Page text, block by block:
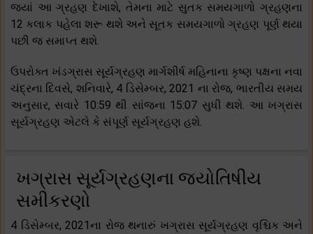
જ્યાં આ ગ્રહણ દેખાશે, તેમના માટે સુતક સમયગાળો ગ્રહણના
12 કલાક પહેલા શરૂ થશે અને સૂતક સમયગાળો ગ્રહણ પૂર્ણ થયા
પછી જ સમાપ્ત થશે.
ઉપરોક્ત ખંડગ્રાસ સૂર્યગ્રહણ માર્ગશીર્ષ મહિનાના કૃષ્ણ પક્ષના નવા
ચંદ્રના દિવસે, શનિવારે, 4 ડિસેમ્બર, 2021 ના ​​રોજ, ભારતીય સમય
અનુસાર, સવારે 10:59 થી સાંજના 15:07 સુધી થશે. આ ખગ્રાસ
સૂર્યગ્રહણ એટલે કે સંપૂર્ણ સૂર્યગ્રહણ હશે.
ખગ્રાસ સૂર્યગ્રહણના જ્યોતિષીય
સમીકરણો
4 ડિસેમ્બર, 2021ના રોજ થનારું ખગ્રાસ સૂર્યગ્રહણ વૃશ્ચિક અને